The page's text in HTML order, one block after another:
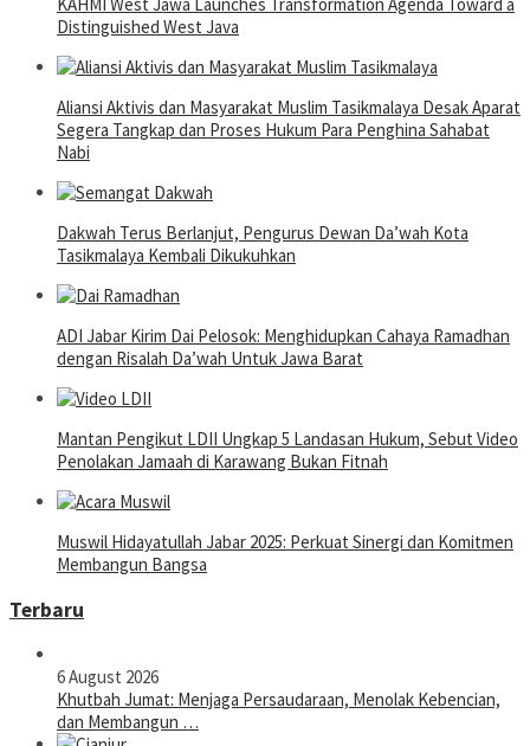
Distinguished West Java
Aliansi Aktivis dan Masyarakat Muslim Tasikmalaya Desak Aparat
Segera Tangkap dan Proses Hukum Para Penghina Sahabat
Nabi
Dakwah Terus Berlanjut, Pengurus Dewan Da’wah Kota
Tasikmalaya Kembali Dikukuhkan
ADI Jabar Kirim Dai Pelosok: Menghidupkan Cahaya Ramadhan
dengan Risalah Da’wah Untuk Jawa Barat
Mantan Pengikut LDII Ungkap 5 Landasan Hukum, Sebut Video
Penolakan Jamaah di Karawang Bukan Fitnah
Muswil Hidayatullah Jabar 2025: Perkuat Sinergi dan Komitmen
Membangun Bangsa
Terbaru
6 August 2026
Khutbah Jumat: Menjaga Persaudaraan, Menolak Kebencian,
dan Membangun …